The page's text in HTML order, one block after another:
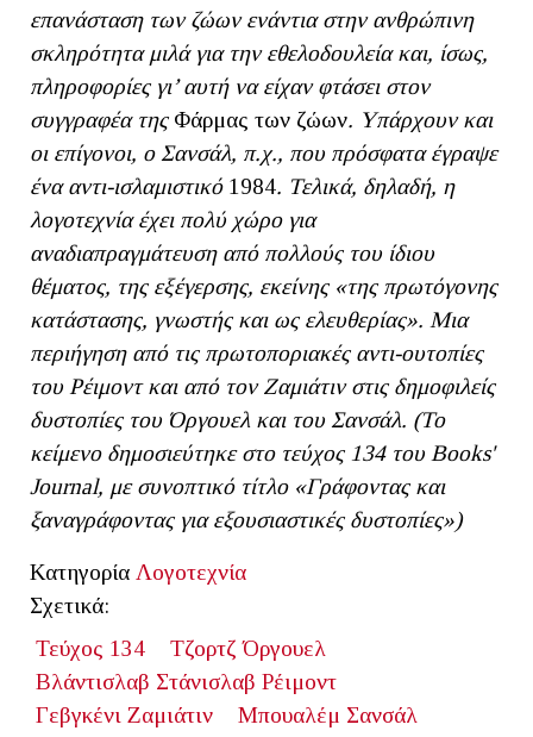
επανάσταση των ζώων ενάντια στην ανθρώπινη
σκληρότητα μιλά για την εθελοδουλεία και, ίσως,
πληροφορίες γι’ αυτή να είχαν φτάσει στον
συγγραφέα της Φάρμας των ζώων. Υπάρχουν και
οι επίγονοι, ο Σανσάλ, π.χ., που πρόσφατα έγραψε
ένα αντι-ισλαμιστικό 1984. Τελικά, δηλαδή, η
λογοτεχνία έχει πολύ χώρο για
αναδιαπραγμάτευση από πολλούς του ίδιου
θέματος, της εξέγερσης, εκείνης «της πρωτόγονης
κατάστασης, γνωστής και ως ελευθερίας». Μια
περιήγηση από τις πρωτοποριακές αντι-ουτοπίες
του Ρέιμοντ και από τον Ζαμιάτιν στις δημοφιλείς
δυστοπίες του Όργουελ και του Σανσάλ. (Το
κείμενο δημοσιεύτηκε στο τεύχος 134 του Books'
Journal, με συνοπτικό τίτλο «Γράφοντας και
ξαναγράφοντας για εξουσιαστικές δυστοπίες»)
Κατηγορία Λογοτεχνία
Σχετικά:
Τεύχος 134
Τζορτζ Όργουελ
Βλάντισλαβ Στάνισλαβ Ρέιμοντ
Γεβγκένι Ζαμιάτιν
Μπουαλέμ Σανσάλ